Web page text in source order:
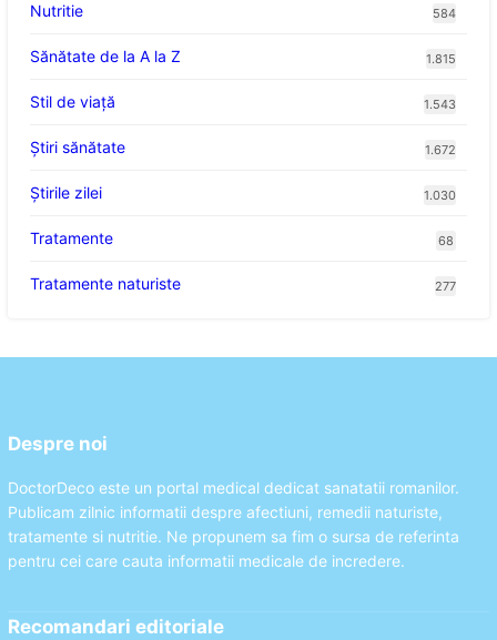
Nutritie 584
Sănătate de la A la Z 1.815
Stil de viaţă 1.543
Ştiri sănătate 1.672
Știrile zilei 1.030
Tratamente 68
Tratamente naturiste 277
Despre noi
DoctorDeco este un portal medical dedicat sanatatii romanilor.
Publicam zilnic informatii despre afectiuni, remedii naturiste,
tratamente si nutritie. Ne propunem sa fim o sursa de referinta
pentru cei care cauta informatii medicale de incredere.
Recomandari editoriale